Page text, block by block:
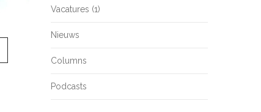
Vacatures (1)
Nieuws
Columns
Podcasts